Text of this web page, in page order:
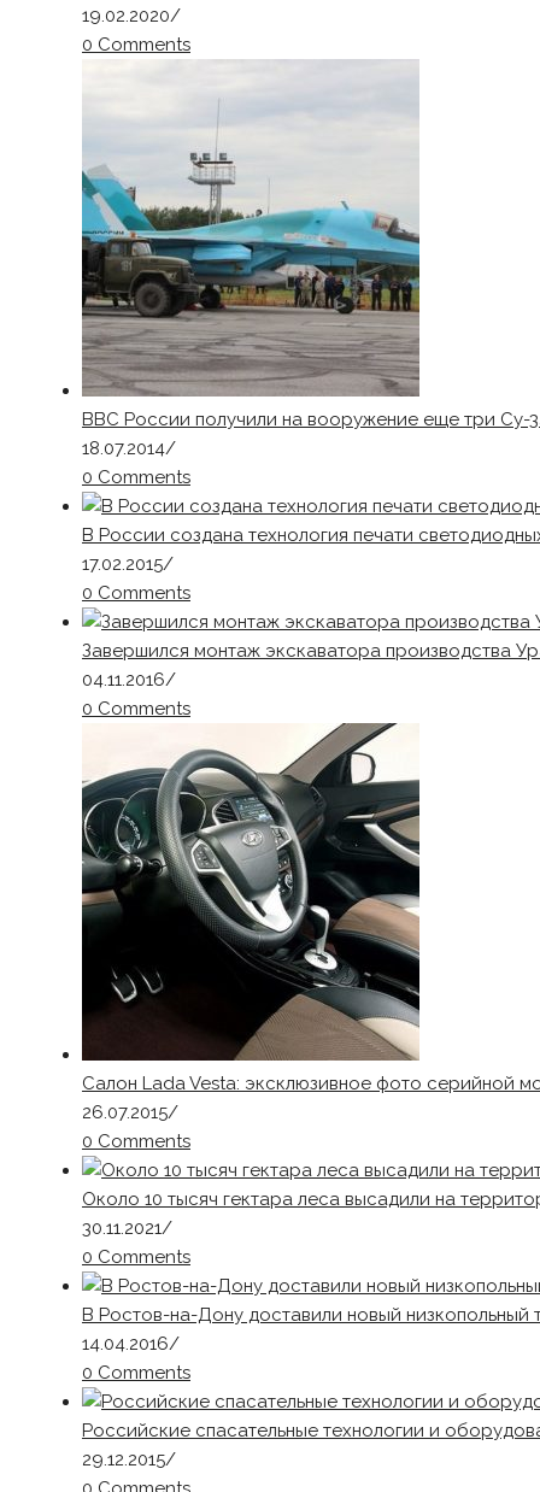
19.02.2020/
0 Comments
ВВС России получили на вооружение еще три Су-
18.07.2014/
0 Comments
В России создана технология печати
17.02.2015/
0 Comments
Завершился монтаж экскаватора производства
04.11.2016/
0 Comments
Салон Lada Vesta: эксклюзивное фото серийной
26.07.2015/
0 Comments
Около 10 тысяч гектара леса высадили на
30.11.2021/
0 Comments
В Ростов-на-Дону доставили новый
14.04.2016/
0 Comments
Российские спасательные технологии и
29.12.2015/